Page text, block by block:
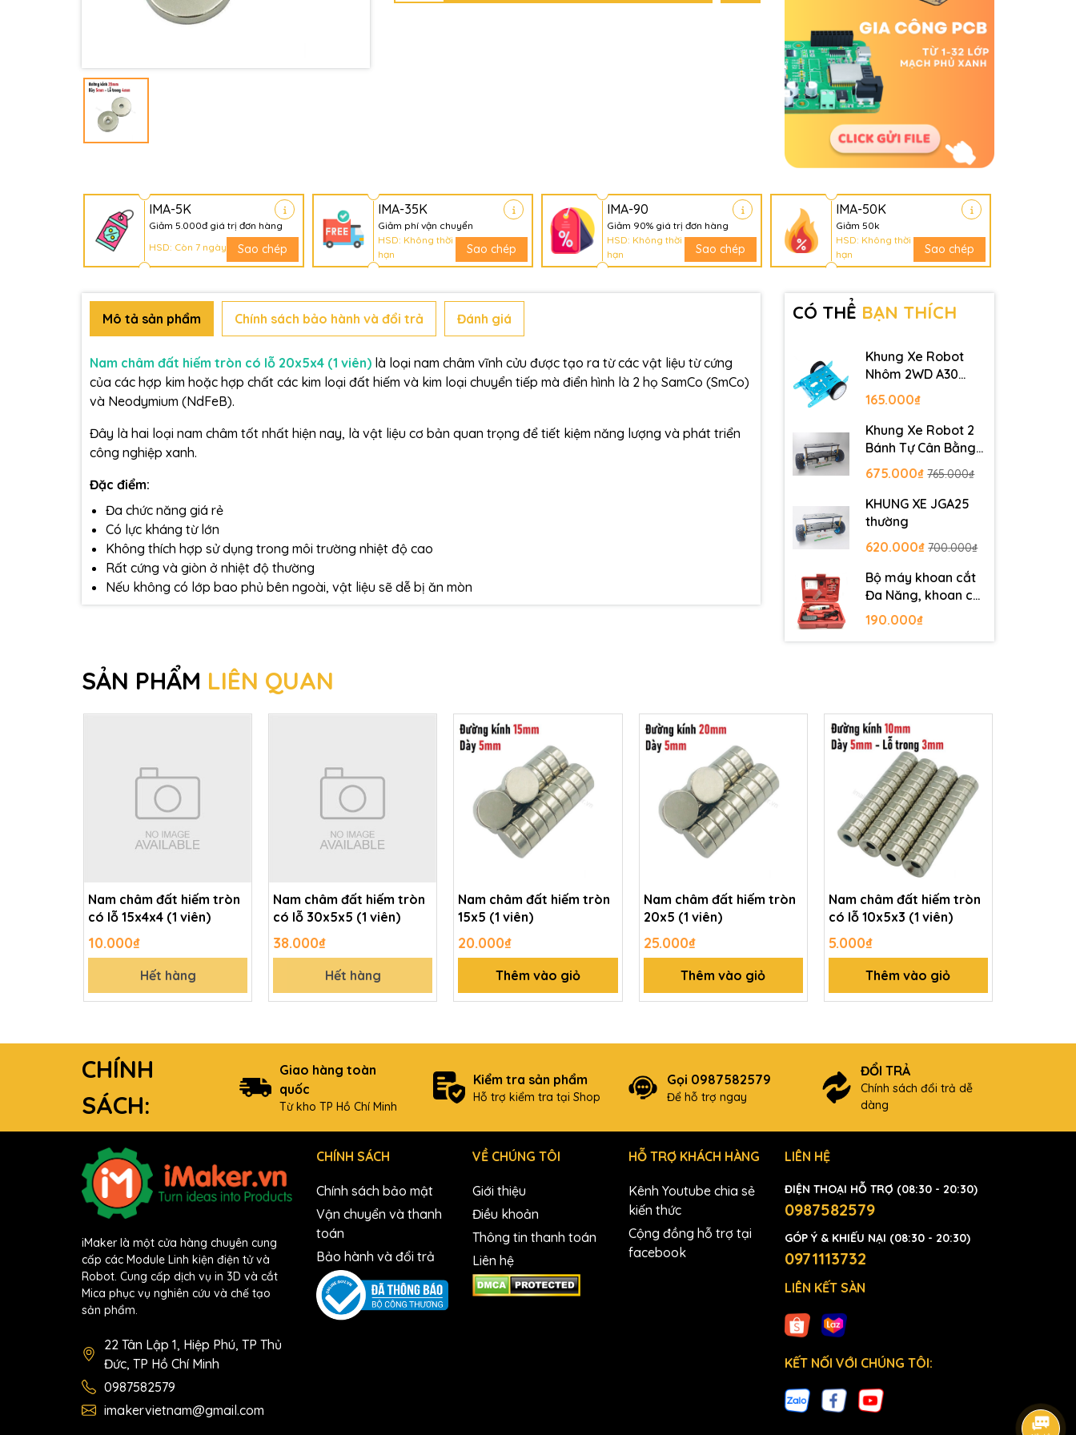
IMA-5K
Giảm 5.000đ giá trị đơn hàng
HSD: Còn 7 ngày
Sao chép
IMA-35K
Giảm phí vận chuyển
HSD: Không thời
hạn
Sao chép
IMA-90
Giảm 90% giá trị đơn hàng
HSD: Không thời
hạn
Sao chép
IMA-50K
Giảm 50k
HSD: Không thời
hạn
Sao chép
Mô tả sản phẩm Chính sách bảo hành và đổi trả Đánh giá
Nam châm đất hiếm tròn có lỗ 20x5x4 (1 viên) là loại nam châm vĩnh cửu được tạo ra từ các vật liệu từ cứng
của các hợp kim hoặc hợp chất các kim loại đất hiếm và kim loại chuyển tiếp mà điển hình là 2 họ SamCo (SmCo)
và Neodymium (NdFeB).
Đây là hai loại nam châm tốt nhất hiện nay, là vật liệu cơ bản quan trọng để tiết kiệm năng lượng và phát triển
công nghiệp xanh.
Đặc điểm:
Đa chức năng giá rẻ
Có lực kháng từ lớn
Không thích hợp sử dụng trong môi trường nhiệt độ cao
Rất cứng và giòn ở nhiệt độ thường
Nếu không có lớp bao phủ bên ngoài, vật liệu sẽ dễ bị ăn mòn
CÓ THỂ BẠN THÍCH
Khung Xe Robot
Nhôm 2WD A30
Metal Robot
Chassis
165.000₫
Khung Xe Robot 2
Bánh Tự Cân Bằng
JGB37-520
675.000₫ 765.000₫
KHUNG XE JGA25
thường
620.000₫ 700.000₫
Bộ máy khoan cắt
Đa Năng, khoan cắt
PCB, khoan mạch
190.000₫
SẢN PHẨM LIÊN QUAN
Nam châm đất hiếm tròn
có lỗ 15x4x4 (1 viên)
10.000₫
Hết hàng
Nam châm đất hiếm tròn
có lỗ 30x5x5 (1 viên)
38.000₫
Hết hàng
Nam châm đất hiếm tròn
15x5 (1 viên)
20.000₫
Thêm vào giỏ
Nam châm đất hiếm tròn
20x5 (1 viên)
25.000₫
Thêm vào giỏ
Nam châm đất hiếm tròn
có lỗ 10x5x3 (1 viên)
5.000₫
Thêm vào giỏ
CHÍNH
SÁCH:
Giao hàng toàn
quốc
Từ kho TP Hồ Chí Minh
Kiểm tra sản phẩm
Hỗ trợ kiểm tra tại Shop
Gọi 0987582579
Để hỗ trợ ngay
ĐỔI TRẢ
Chính sách đổi trả dễ
dàng
iMaker là một cửa hàng chuyên cung
cấp các Module Linh kiện điện tử và
Robot. Cung cấp dịch vụ in 3D và cắt
Mica phục vụ nghiên cứu và chế tạo
sản phẩm.
22 Tân Lập 1, Hiệp Phú, TP Thủ
Đức, TP Hồ Chí Minh
0987582579
imakervietnam@gmail.com
CHÍNH SÁCH
Chính sách bảo mật
Vận chuyển và thanh
toán
Bảo hành và đổi trả
VỀ CHÚNG TÔI
Giới thiệu
Điều khoản
Thông tin thanh toán
Liên hệ
HỖ TRỢ KHÁCH HÀNG
Kênh Youtube chia sẻ
kiến thức
Cộng đồng hỗ trợ tại
facebook
LIÊN HỆ
ĐIỆN THOẠI HỖ TRỢ (08:30 - 20:30)
0987582579
GÓP Ý & KHIẾU NẠI (08:30 - 20:30)
0971113732
LIÊN KẾT SÀN
KẾT NỐI VỚI CHÚNG TÔI: